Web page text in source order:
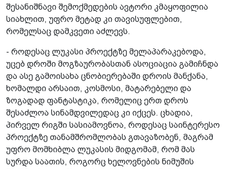
შესანიშნავი შემოქმედების ავტორი კმაყოფილია
სიახლით, უფრო მეტად კი თავისუფლებით,
რომელსაც დამკვეთი აძლევს.
- როდესაც ლუკასი პროექტზე მელაპარაკებოდა,
უცებ დროში მოგზაურობასთან ასოციაცია გამიჩნდა
და ასე გამოისახა ცნობიერებაში დროის მანქანა,
ხომალდი არსაით, კოსმოსი, მატარებელი და
ზოგადად ფანტასტიკა, რომელიც ერთ დროს
შესაძლოა სინამდვილედაც კი იქცეს. ცხადია,
პირველ რიგში სასიამოვნოა, როდესაც საინტერესო
პროექტზე თანამშრომლობას გთავაზობენ, მაგრამ
უფრო მომხიბლა ლუკასის მიდგომამ, რომ მას
სურდა საათის, როგორც ხელოვნების ნიმუშის